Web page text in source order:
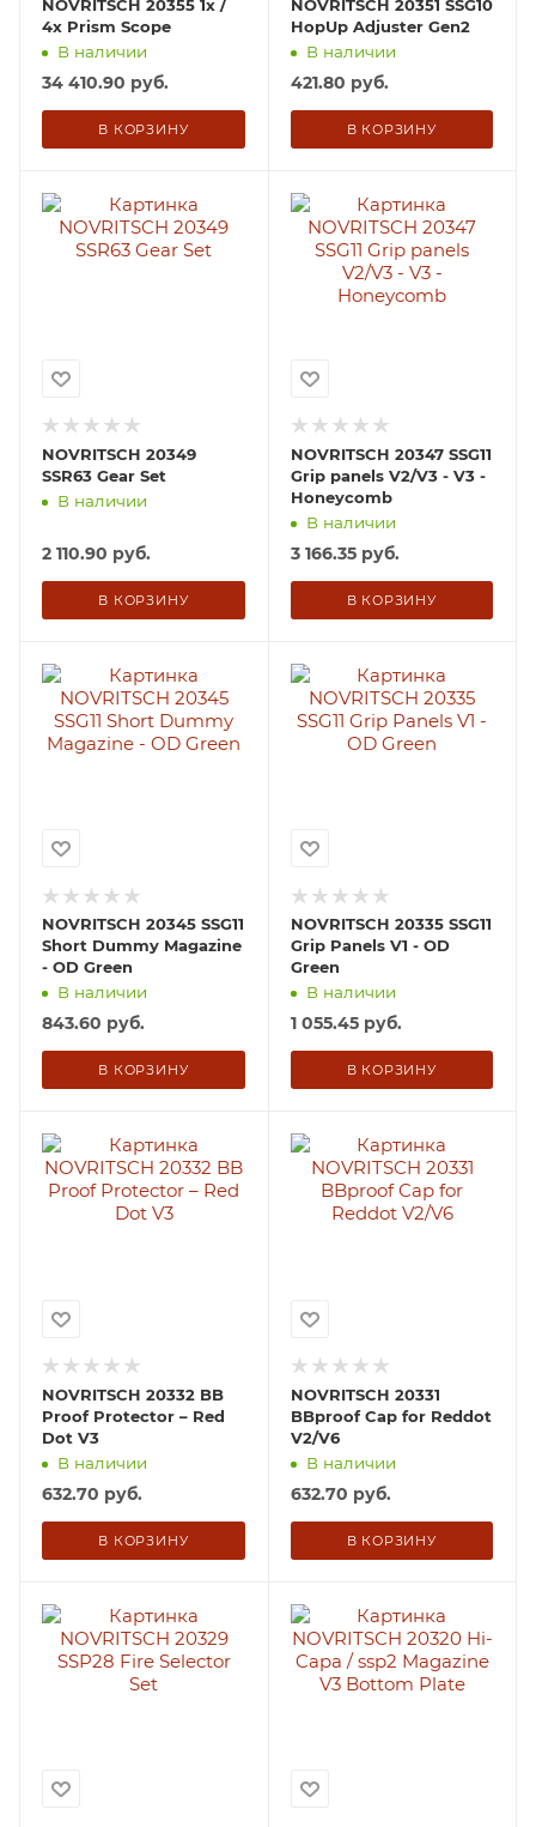
NOVRITSCH 20355 1x /
4x Prism Scope
В наличии
34 410.90 руб.
В КОРЗИНУ
NOVRITSCH 20351 SSG10
HopUp Adjuster Gen2
В наличии
421.80 руб.
В КОРЗИНУ
NOVRITSCH 20349
SSR63 Gear Set
В наличии
2 110.90 руб.
В КОРЗИНУ
NOVRITSCH 20347 SSG11
Grip panels V2/V3 - V3 -
Honeycomb
В наличии
3 166.35руб.
В КОРЗИНУ
NOVRITSCH 20345 SSG11
Short Dummy Magazine
- OD Green
В наличии
843.60 руб.
В КОРЗИНУ
NOVRITSCH 20335 SSG11
Grip Panels V1 - OD
Green
В наличии
1 055.45руб.
В КОРЗИНУ
NOVRITSCH 20332 BB
Proof Protector – Red
Dot V3
В наличии
632.70 руб.
В КОРЗИНУ
NOVRITSCH 20331
BBproof Cap for Reddot
V2/V6
В наличии
632.70 руб.
В КОРЗИНУ